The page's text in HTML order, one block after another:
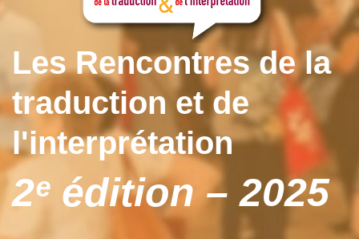
Les Rencontres de la
traduction et de
l'interprétation
2ᵉ édition – 2025